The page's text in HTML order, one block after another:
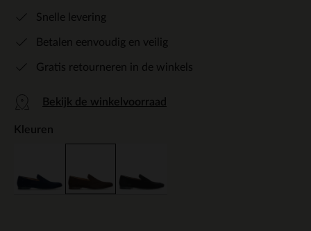
Snelle levering
Betalen eenvoudig en veilig
Gratis retourneren in de winkels
Bekijk de winkelvoorraad
Kleuren